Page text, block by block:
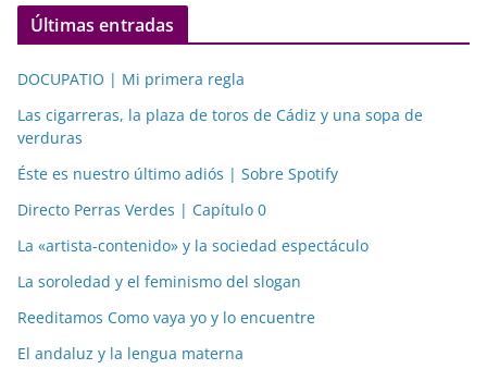
Últimas entradas
DOCUPATIO | Mi primera regla
Las cigarreras, la plaza de toros de Cádiz y una sopa de
verduras
Éste es nuestro último adiós | Sobre Spotify
Directo Perras Verdes | Capítulo 0
La «artista-contenido» y la sociedad espectáculo
La soroledad y el feminismo del slogan
Reeditamos Como vaya yo y lo encuentre
El andaluz y la lengua materna